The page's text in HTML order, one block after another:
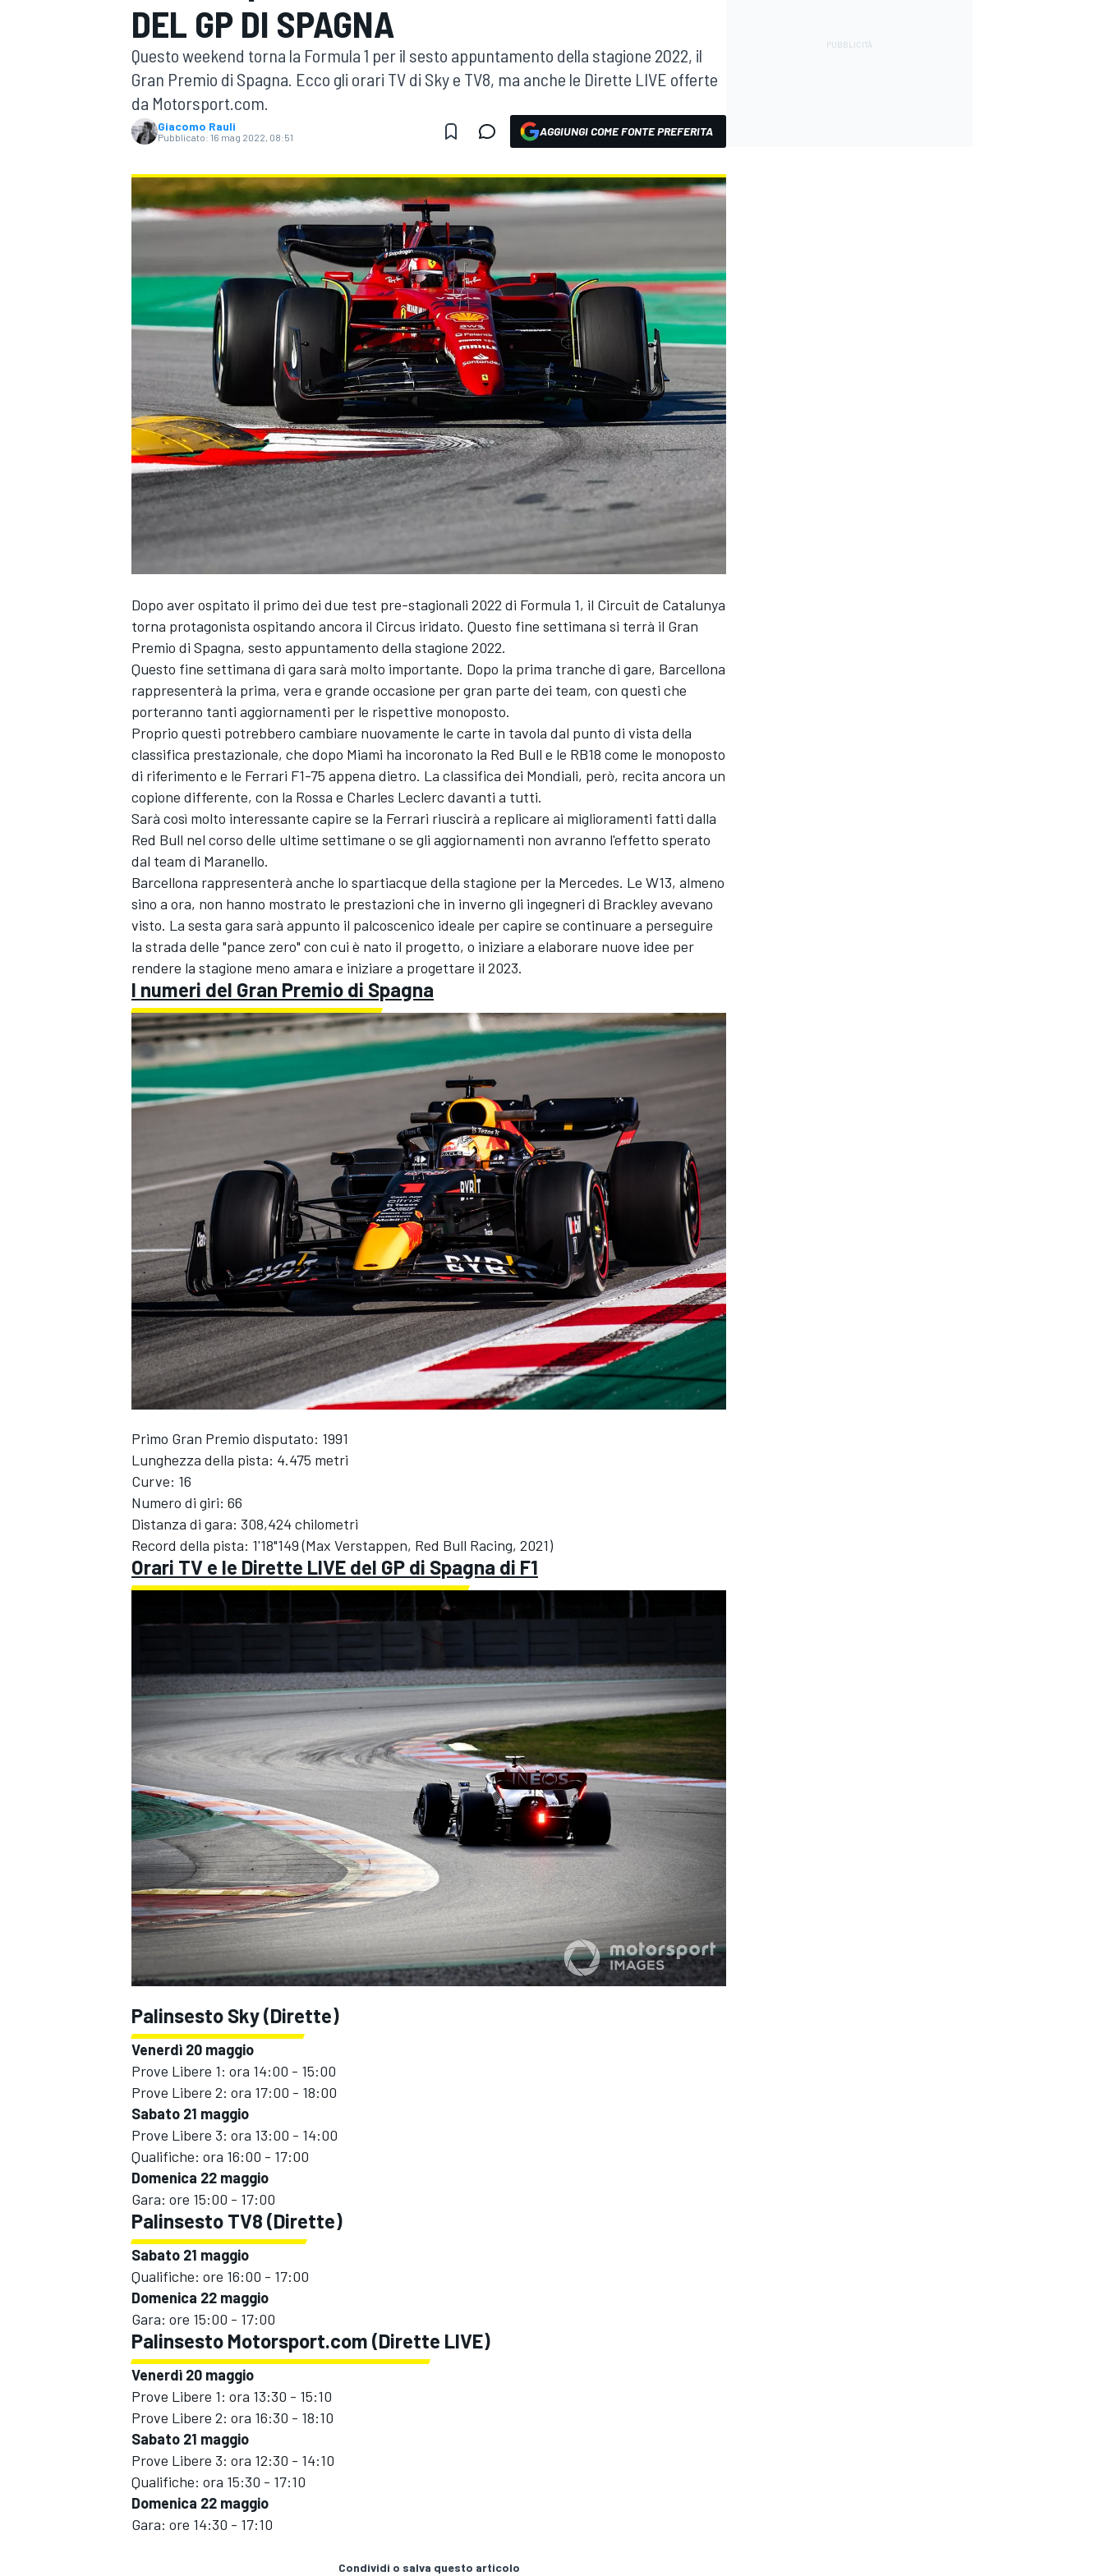
MOTOGP WEC
WRC
MONOPOSTO
ENDURANCE/GT
MONOMARCA
RALLY
DEL GP DI SPAGNA
Questo weekend torna la Formula 1 per il sesto appuntamento della stagione 2022, il
Gran Premio di Spagna. Ecco gli orari TV di Sky e TV8, ma anche le Dirette LIVE offerte
da Motorsport.com.
Giacomo Rauli
Pubblicato: 16 mag 2022, 08:51 AGGIUNGI COME FONTE PREFERITA
Dopo aver ospitato il primo dei due test pre-stagionali 2022 di Formula 1, il Circuit de Catalunya
torna protagonista ospitando ancora il Circus iridato. Questo fine settimana si terrà il Gran
Premio di Spagna, sesto appuntamento della stagione 2022.
Questo fine settimana di gara sarà molto importante. Dopo la prima tranche di gare, Barcellona
rappresenterà la prima, vera e grande occasione per gran parte dei team, con questi che
porteranno tanti aggiornamenti per le rispettive monoposto.
Proprio questi potrebbero cambiare nuovamente le carte in tavola dal punto di vista della
classifica prestazionale, che dopo Miami ha incoronato la Red Bull e le RB18 come le monoposto
di riferimento e le Ferrari F1-75 appena dietro. La classifica dei Mondiali, però, recita ancora un
copione differente, con la Rossa e Charles Leclerc davanti a tutti.
Sarà così molto interessante capire se la Ferrari riuscirà a replicare ai miglioramenti fatti dalla
Red Bull nel corso delle ultime settimane o se gli aggiornamenti non avranno l'effetto sperato
dal team di Maranello.
Barcellona rappresenterà anche lo spartiacque della stagione per la Mercedes. Le W13, almeno
sino a ora, non hanno mostrato le prestazioni che in inverno gli ingegneri di Brackley avevano
visto. La sesta gara sarà appunto il palcoscenico ideale per capire se continuare a perseguire
la strada delle "pance zero" con cui è nato il progetto, o iniziare a elaborare nuove idee per
rendere la stagione meno amara e iniziare a progettare il 2023.
I numeri del Gran Premio di Spagna
Primo Gran Premio disputato: 1991
Lunghezza della pista: 4.475 metri
Curve: 16
Numero di giri: 66
Distanza di gara: 308,424 chilometri
Record della pista: 1'18"149 (Max Verstappen, Red Bull Racing, 2021)
Orari TV e le Dirette LIVE del GP di Spagna di F1
Palinsesto Sky (Dirette)
Venerdì 20 maggio
Prove Libere 1: ora 14:00 - 15:00
Prove Libere 2: ora 17:00 - 18:00
Sabato 21 maggio
Prove Libere 3: ora 13:00 - 14:00
Qualifiche: ora 16:00 - 17:00
Domenica 22 maggio
Gara: ore 15:00 - 17:00
Palinsesto TV8 (Dirette)
Sabato 21 maggio
Qualifiche: ore 16:00 - 17:00
Domenica 22 maggio
Gara: ore 15:00 - 17:00
Palinsesto Motorsport.com (Dirette LIVE)
Venerdì 20 maggio
Prove Libere 1: ora 13:30 - 15:10
Prove Libere 2: ora 16:30 - 18:10
Sabato 21 maggio
Prove Libere 3: ora 12:30 - 14:10
Qualifiche: ora 15:30 - 17:10
Domenica 22 maggio
Gara: ore 14:30 - 17:10
Condividi o salva questo articolo